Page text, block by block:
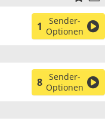
1
Sender-
Optionen
8 Sender-
Optionen